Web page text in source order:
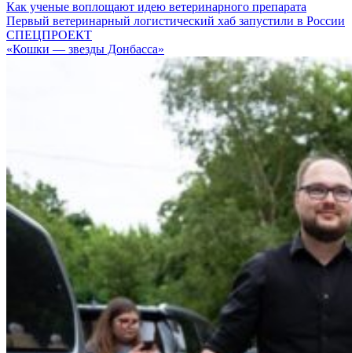
Как ученые воплощают идею ветеринарного препарата
Первый ветеринарный логистический хаб запустили в России
СПЕЦПРОЕКТ
«Кошки — звезды Донбасса»